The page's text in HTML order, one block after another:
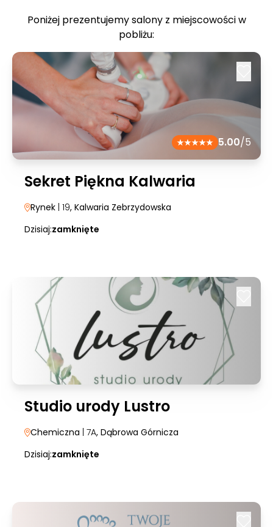
Poniżej prezentujemy salony z miejscowości w
pobliżu:
5.00/5
Sekret Piękna Kalwaria
Rynek | 19, Kalwaria Zebrzydowska
Dzisiaj:zamknięte
Studio urody Lustro
Chemiczna | 7A, Dąbrowa Górnicza
Dzisiaj:zamknięte